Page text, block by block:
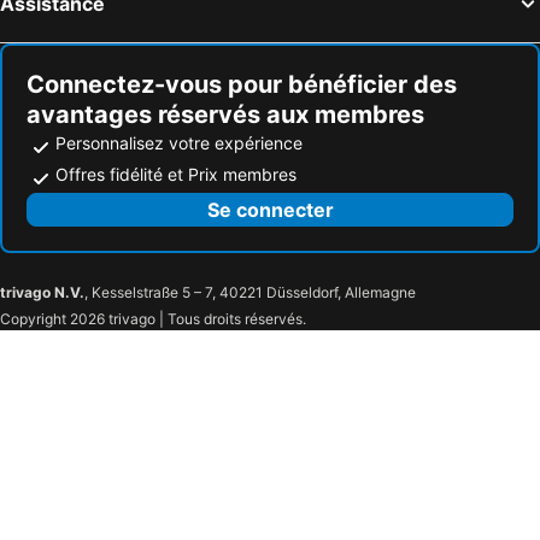
Connectez-vous pour bénéficier des
avantages réservés aux membres
Personnalisez votre expérience
Offres fidélité et Prix membres
Se connecter
trivago N.V., Kesselstraße 5 – 7, 40221 Düsseldorf, Allemagne
Copyright 2026 trivago | Tous droits réservés.